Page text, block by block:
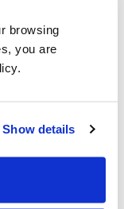
browsing
you are
Show details